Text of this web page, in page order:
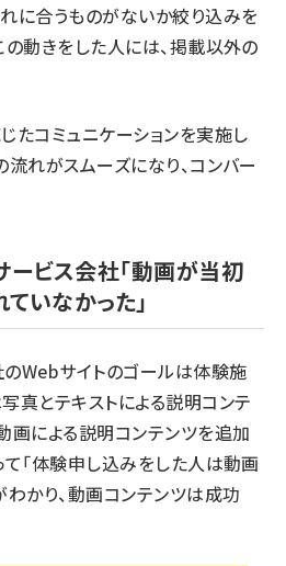
に合うものがないか絞り込みを
の動きをした人には、掲載以外の
たコミュニケーションを実施し
流れがスムーズになり、コンバー
ービス会社「動画が当初
いなかった」
Webサイトのゴールは体験施
真とテキストによる説明コンテ
画による説明コンテンツを追加
て「体験申し込みをした人は動画
わかり、動画コンテンツは成功